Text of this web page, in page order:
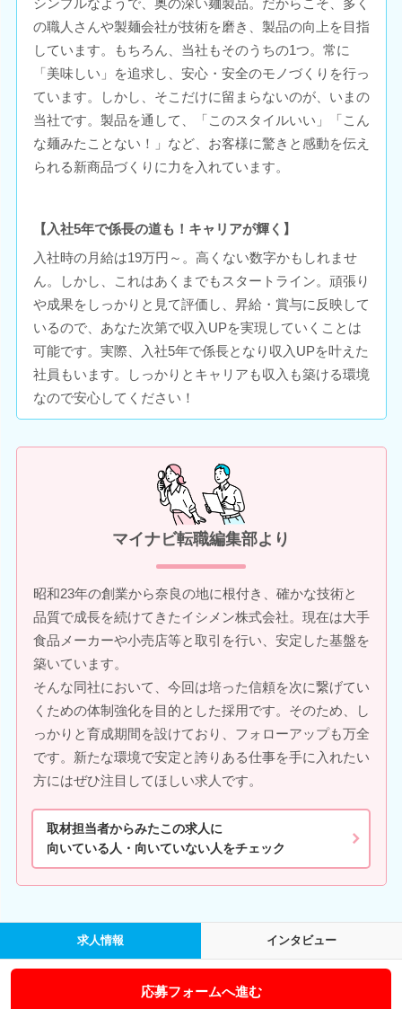
の職人さんや製麺会社が技術を磨き、製品の向上を目指
しています。もちろん、当社もそのうちの1つ。常に
「美味しい」を追求し、安心・安全のモノづくりを行っ
ています。しかし、そこだけに留まらないのが、いまの
当社です。製品を通して、「このスタイルいい」「こん
な麺みたことない！」など、お客様に驚きと感動を伝え
られる新商品づくりに力を入れています。
【入社5年で係長の道も！キャリアが輝く】
入社時の月給は19万円～。高くない数字かもしれませ
ん。しかし、これはあくまでもスタートライン。頑張り
や成果をしっかりと見て評価し、昇給・賞与に反映して
いるので、あなた次第で収入UPを実現していくことは
可能です。実際、入社5年で係長となり収入UPを叶えた
社員もいます。しっかりとキャリアも収入も築ける環境
なので安心してください！
マイナビ転職編集部より
昭和23年の創業から奈良の地に根付き、確かな技術と
品質で成長を続けてきたイシメン株式会社。現在は大手
食品メーカーや小売店等と取引を行い、安定した基盤を
築いています。
そんな同社において、今回は培った信頼を次に繋げてい
くための体制強化を目的とした採用です。そのため、し
っかりと育成期間を設けており、フォローアップも万全
です。新たな環境で安定と誇りある仕事を手に入れたい
方にはぜひ注目してほしい求人です。
取材担当者からみたこの求人に
向いている人・向いていない人をチェック
求人情報 インタビュー
応募フォームへ進む